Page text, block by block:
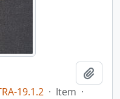
19.1.2 · Item ·